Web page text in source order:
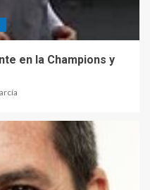
en la Champions y